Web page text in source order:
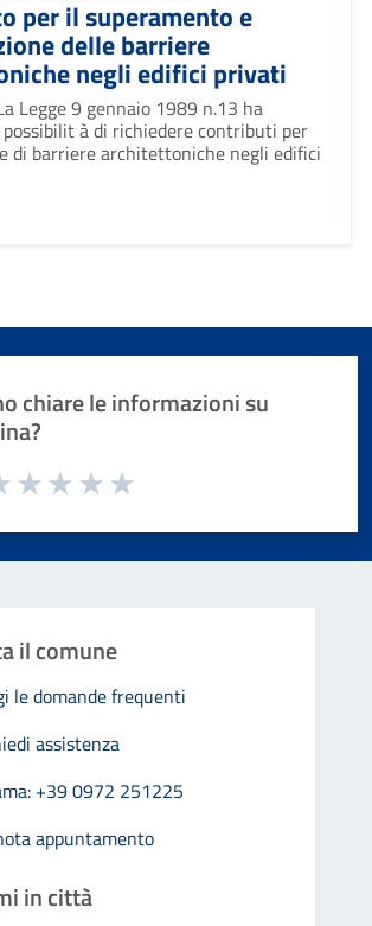
per il superamento e
delle barriere
negli edifici privati
Legge 9 gennaio 1989 n.13 ha
à di richiedere contributi per
di barriere architettoniche negli edifici
chiare le informazioni su
la pagina
il comune
le domande frequenti
assistenza
+39 0972 251225
appuntamento
in città